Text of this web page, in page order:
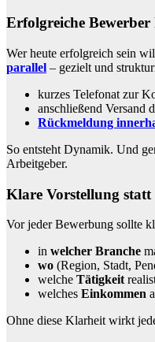
Erfolgreiche
Wer heute erfolgreich sein
parallel – gezielt und
kurzes Telefonat zur
anschließend Versand
Rückmeldung
So entsteht Dynamik. Und
Arbeitgeber.
Klare Vorstellung
Vor jeder Bewerbung sollte
in welcher Branche
wo (Region, Stadt,
welche Tätigkeit
welches Einkommen
Ohne diese Klarheit wirkt